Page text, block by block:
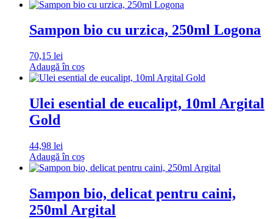
Sampon bio cu urzica, 250ml Logona
70,15 lei
Adaugă în coș
Ulei esential de eucalipt, 10ml Argital
Gold
44,98 lei
Adaugă în coș
Sampon bio, delicat pentru caini,
250ml Argital